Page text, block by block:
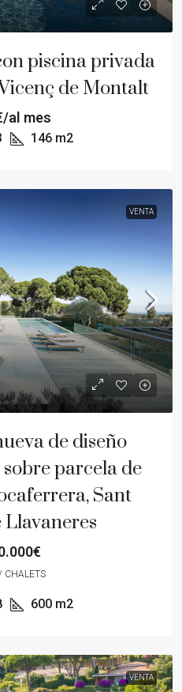
piscina privada
de Montalt
al mes
146 m2
VENTA
de diseño
parcela de
Sant
CHALETS
600 m2
VENTA